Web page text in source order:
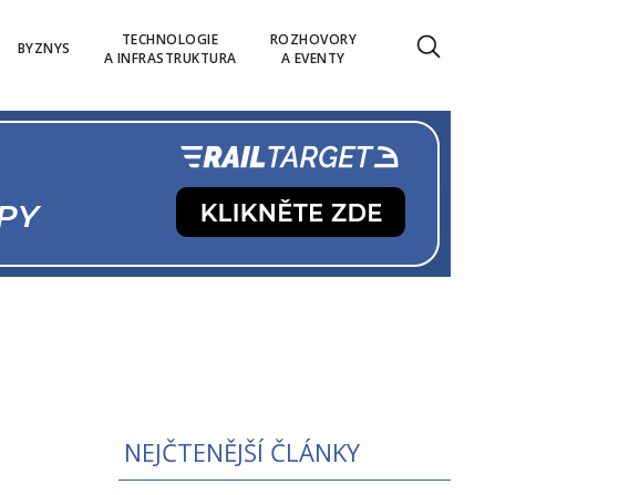
BYZNYS
TECHNOLOGIE
A INFRASTRUKTURA
ROZHOVORY
A EVENTY
NEJČTENĚJŠÍ ČLÁNKY